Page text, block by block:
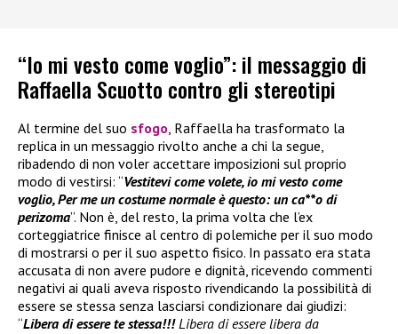
“Io mi vesto come voglio”: il messaggio di
Raffaella Scuotto contro gli stereotipi
Al termine del suo sfogo, Raffaella ha trasformato la
replica in un messaggio rivolto anche a chi la segue,
ribadendo di non voler accettare imposizioni sul proprio
modo di vestirsi: “Vestitevi come volete, io mi vesto come
voglio, Per me un costume normale è questo: un ca**o di
perizoma”. Non è, del resto, la prima volta che l’ex
corteggiatrice finisce al centro di polemiche per il suo modo
di mostrarsi o per il suo aspetto fisico. In passato era stata
accusata di non avere pudore e dignità, ricevendo commenti
negativi ai quali aveva risposto rivendicando la possibilità di
essere se stessa senza lasciarsi condizionare dai giudizi:
“Libera di essere te stessa!!!Libera di essere libera da